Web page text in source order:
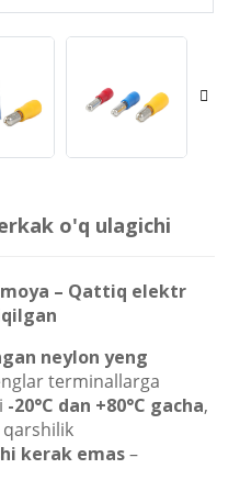
o'q ulagichi
– Qattiq elektr
neylon yeng
terminallarga
-20°C dan +80°C gacha,
kerak emas–